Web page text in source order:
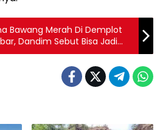
Bawang Merah Di Demplot
Dandim Sebut Bisa Jadi
Ekonomi